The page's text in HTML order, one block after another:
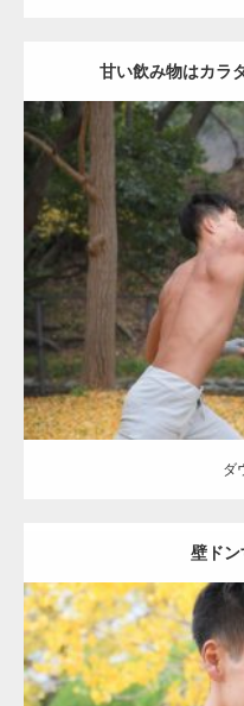
甘い飲み物はカラ
Category: 公園のマッチョ
ダウンロード
ダ
壁ドン